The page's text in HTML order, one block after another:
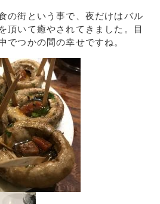
の街という事で、夜だけはバル
頂いて癒やされてきました。目
でつかの間の幸せですね。